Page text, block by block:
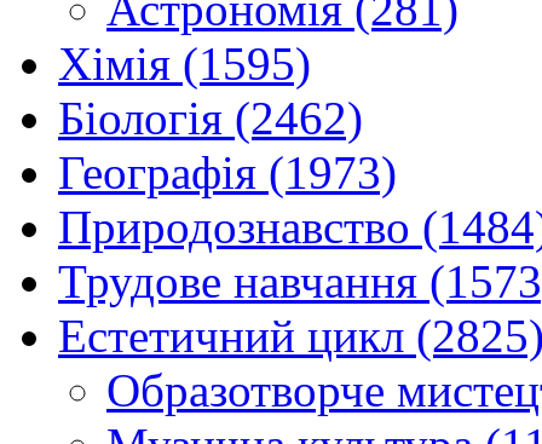
Хімія (1595)
Біологія (2462)
Географія (1973)
Природознавство
Трудове навчання
Естетичний цикл
Образотворче